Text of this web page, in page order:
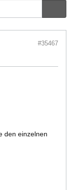
#35467
den einzelnen